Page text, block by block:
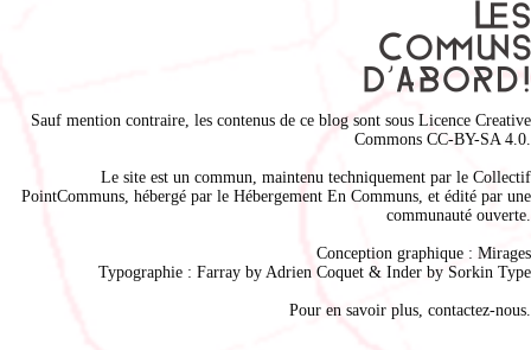
Sauf mention contraire, les contenus de ce blog sont sous Licence Creative
Commons CC-BY-SA 4.0
Le site est un commun, maintenu techniquement par le Collectif
PointCommuns , hébergé par le Hébergement En Communs , et édité par une
communauté ouverte.
Conception graphique : Mirages
Typographie : Farray by Adrien Coquet & Inder by Sorkin Type
Pour en savoir plus, contactez-nous